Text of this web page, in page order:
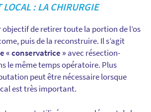
: LA CHIRURGIE
de retirer toute la portion de l’os
puis de la reconstruire. Il s’agit
« conservatrice » avec résection-
le même temps opératoire. Plus
peut être nécessaire lorsque
est très important.